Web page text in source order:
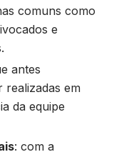
comuns como
e
antes
realizadas em
da equipe
: com a